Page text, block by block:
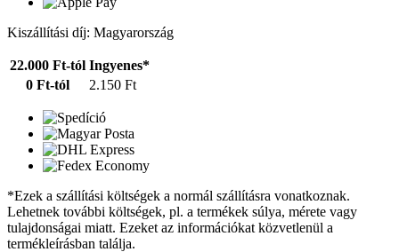
Kiszállítási díj: Magyarország
22.000 Ft-tól Ingyenes*
0 Ft-tól
2.150 Ft
*Ezek a szállítási költségek a normál szállításra vonatkoznak.
Lehetnek további költségek, pl. a termékek súlya, mérete vagy
tulajdonságai miatt. Ezeket az információkat közvetlenül a
termékleírásban találja.